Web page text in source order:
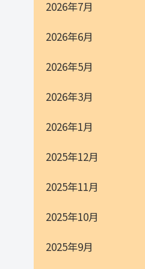
2026年7月
2026年6月
2026年5月
2026年3月
2026年1月
2025年12月
2025年11月
2025年10月
2025年9月